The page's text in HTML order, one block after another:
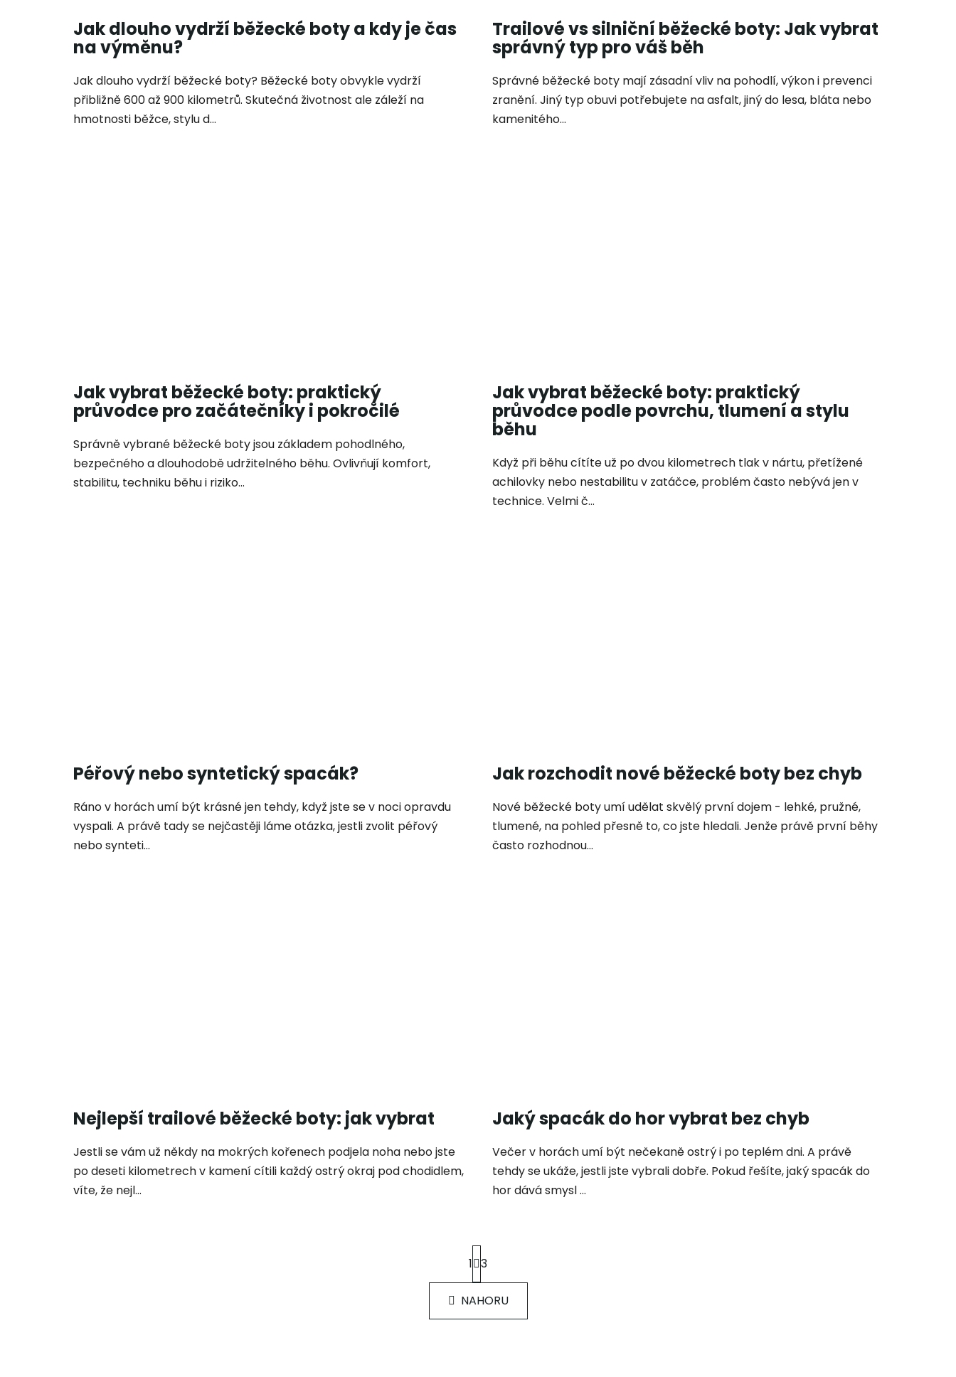
Jak dlouho vydrží běžecké boty a kdy je čas
na výměnu?
Jak dlouho vydrží běžecké boty? Běžecké boty obvykle vydrží
přibližně 600 až 900 kilometrů. Skutečná životnost ale záleží na
hmotnosti běžce, stylu d...
Trailové vs silniční běžecké boty: Jak vybrat
správný typ pro váš běh
Správné běžecké boty mají zásadní vliv na pohodlí, výkon i prevenci
zranění. Jiný typ obuvi potřebujete na asfalt, jiný do lesa, bláta nebo
kamenitého...
Jak vybrat běžecké boty: praktický
průvodce pro začátečníky i pokročilé
Správně vybrané běžecké boty jsou základem pohodlného,
bezpečného a dlouhodobě udržitelného běhu. Ovlivňují komfort,
stabilitu, techniku běhu i riziko...
Jak vybrat běžecké boty: praktický
průvodce podle povrchu, tlumení a stylu
běhu
Když při běhu cítíte už po dvou kilometrech tlak v nártu, přetížené
achilovky nebo nestabilitu v zatáčce, problém často nebývá jen v
technice. Velmi č...
Péřový nebo syntetický spacák?
Ráno v horách umí být krásné jen tehdy, když jste se v noci opravdu
vyspali. A právě tady se nejčastěji láme otázka, jestli zvolit péřový
nebo synteti...
Jak rozchodit nové běžecké boty bez chyb
Nové běžecké boty umí udělat skvělý první dojem - lehké, pružné,
tlumené, na pohled přesně to, co jste hledali. Jenže právě první běhy
často rozhodnou...
Nejlepší trailové běžecké boty: jak vybrat
Jestli se vám už někdy na mokrých kořenech podjela noha nebo jste
po deseti kilometrech v kamení cítili každý ostrý okraj pod chodidlem,
víte, že nejl...
Jaký spacák do hor vybrat bez chyb
Večer v horách umí být nečekaně ostrý i po teplém dni. A právě
tehdy se ukáže, jestli jste vybrali dobře. Pokud řešíte, jaký spacák do
hor dává smysl ...
O
v
l
S
t
r
n
k
1 3
NAHORU